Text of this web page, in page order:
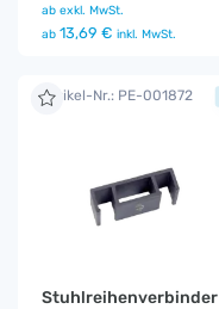
ab exkl. MwSt.
ab 13,69 € inkl. MwSt.
Artikel-Nr.: PE-001872
Stuhlreihenverbinder